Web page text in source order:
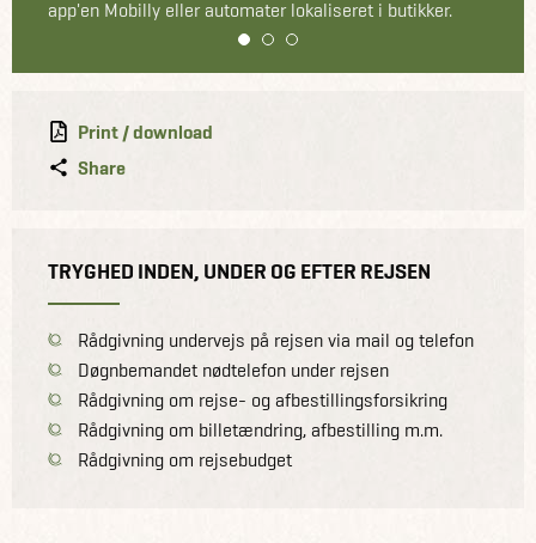
1 2 3
Print / download
Share
TRYGHED INDEN, UNDER OG EFTER REJSEN
Rådgivning undervejs på rejsen via mail og telefon
Døgnbemandet nødtelefon under rejsen
Rådgivning om rejse- og afbestillingsforsikring
Rådgivning om billetændring, afbestilling m.m.
Rådgivning om rejsebudget